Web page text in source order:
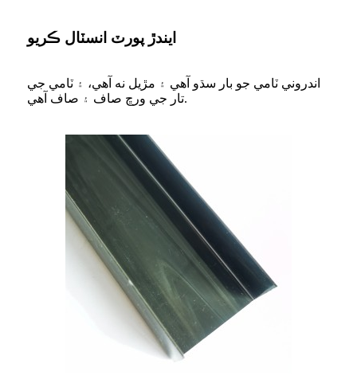
ايندڙ پورٽ انسٽال ڪريو
اندروني ٽامي جو بار سڌو آهي ۽ مڙيل نه آهي، ۽ ٽامي جي
تار جي ورڇ صاف ۽ صاف آهي.